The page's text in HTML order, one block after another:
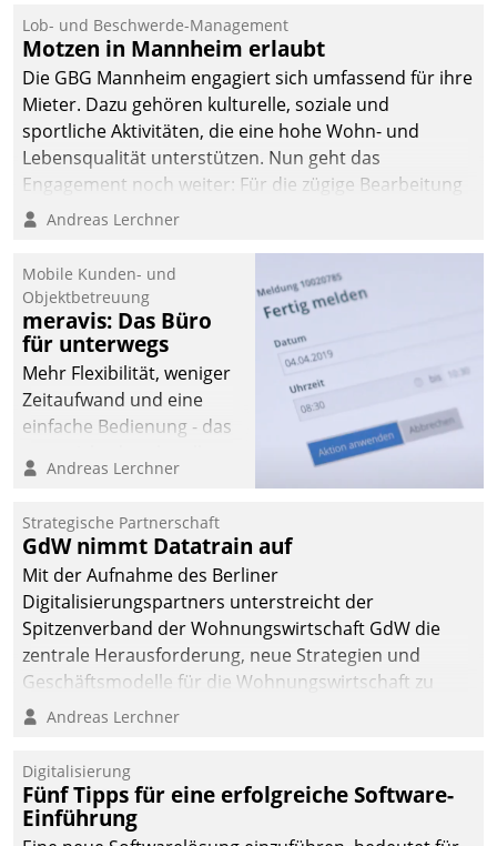
Lob- und Beschwerde-Management
Motzen in Mannheim erlaubt
Die GBG Mannheim engagiert sich umfassend für ihre
Mieter. Dazu gehören kulturelle, soziale und
sportliche Aktivitäten, die eine hohe Wohn- und
Lebensqualität unterstützen. Nun geht das
Engagement noch weiter: Für die zügige Bearbeitung
von Beschwerden – oder Lob – richtet das
und Beschwerde-Management einen eigenen Kanal
ein.
Andreas Lerchner
Mobile Kunden- und
Objektbetreuung
meravis: Das Büro
für unterwegs
Mehr Flexibilität, weniger
Zeitaufwand und eine
einfache Bedienung - das
Cockpit für mobile
Datatrain. Die meravis
Wohnungsbau- und
Immobilien GmbH hat
sich dabei für den Betrieb
der Lösung über die SAP
Cloud Platform
entschieden - als erstes
Unternehmen am
Andreas Lerchner
Strategische Partnerschaft
GdW nimmt Datatrain auf
Mit der Aufnahme des Berliner
Digitalisierungspartners unterstreicht der
Spitzenverband der Wohnungswirtschaft GdW die
zentrale Herausforderung, neue Strategien und
Geschäftsmodelle für die Wohnungswirtschaft zu
entwickeln.
Andreas Lerchner
Digitalisierung
Fünf Tipps für eine erfolgreiche Software-
Einführung